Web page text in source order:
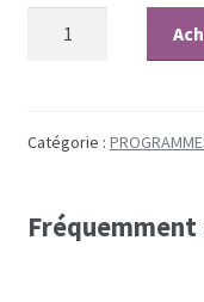
Coaching
pour
Catégorie :
Fréquemment